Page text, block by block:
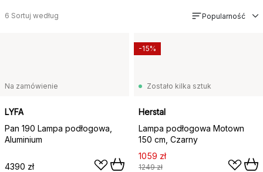
6 Sortuj według Popularność
Na zamówienie
LYFA
Pan 190 Lampa podłogowa,
Aluminium
4390 zł
Zostało kilka sztuk
Herstal
Lampa podłogowa Motown
150 cm, Czarny
1059 zł
1249 zł
-15%